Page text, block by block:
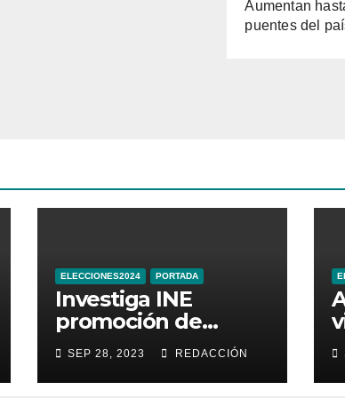
Aumentan
puentes del
ELECCIONES2024 PORTADA
Investiga INE
promoción de
Sheinbaum en
Times Square de
Nueva York
SEP 28, 2023 REDACCIÓN